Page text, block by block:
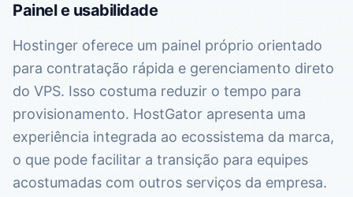
Painel e usabilidade
Hostinger oferece um painel próprio orientado
para contratação rápida e gerenciamento direto
do VPS. Isso costuma reduzir o tempo para
provisionamento. HostGator apresenta uma
experiência integrada ao ecossistema da marca,
o que pode facilitar a transição para equipes
acostumadas com outros serviços da empresa.